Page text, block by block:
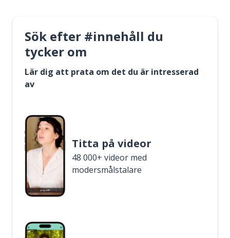
Sök efter #innehåll du
tycker om
Lär dig att prata om det du är intresserad
av
Titta på videor
48 000+ videor med
modersmålstalare